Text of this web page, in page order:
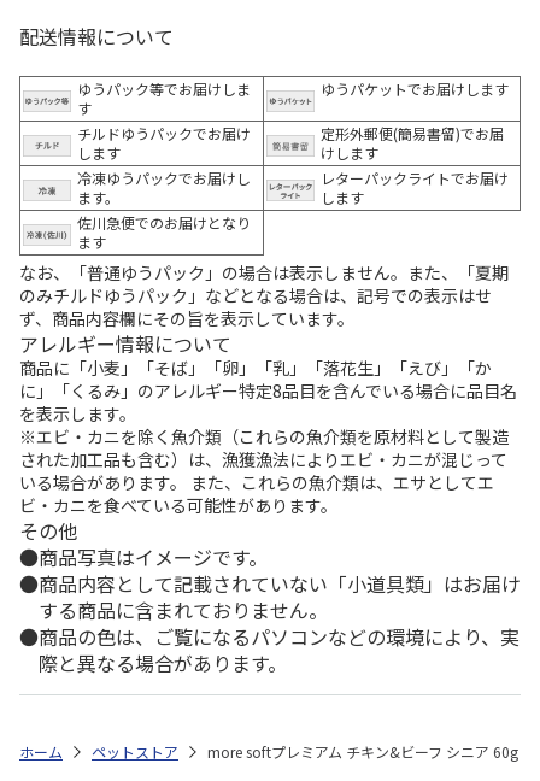
配送情報について
ゆうパック等でお届けしま
す
ゆうパケットでお届けします
チルドゆうパックでお届け
します
定形外郵便(簡易書留)でお届
けします
冷凍ゆうパックでお届けし
ます。
レターパックライトでお届け
します
佐川急便でのお届けとなり
ます
なお、「普通ゆうパック」の場合は表示しません。また、「夏期
のみチルドゆうパック」などとなる場合は、記号での表示はせ
ず、商品内容欄にその旨を表示しています。
アレルギー情報について
商品に「小麦」「そば」「卵」「乳」「落花生」「えび」「か
に」「くるみ」のアレルギー特定8品目を含んでいる場合に品目名
を表示します。
※エビ・カニを除く魚介類（これらの魚介類を原材料として製造
された加工品も含む）は、漁獲漁法によりエビ・カニが混じって
いる場合があります。 また、これらの魚介類は、エサとしてエ
ビ・カニを食べている可能性があります。
その他
商品写真はイメージです。
商品内容として記載されていない「小道具類」はお届け
する商品に含まれておりません。
商品の色は、ご覧になるパソコンなどの環境により、実
際と異なる場合があります。
ホーム ペットストア more softプレミアム チキン&ビーフ シニア 60g